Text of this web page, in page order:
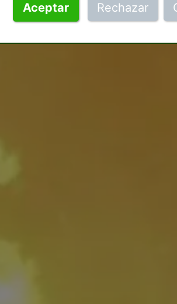
Aceptar Rechazar